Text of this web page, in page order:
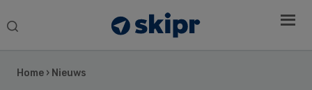
Search
Home › Nieuws
Sidebar